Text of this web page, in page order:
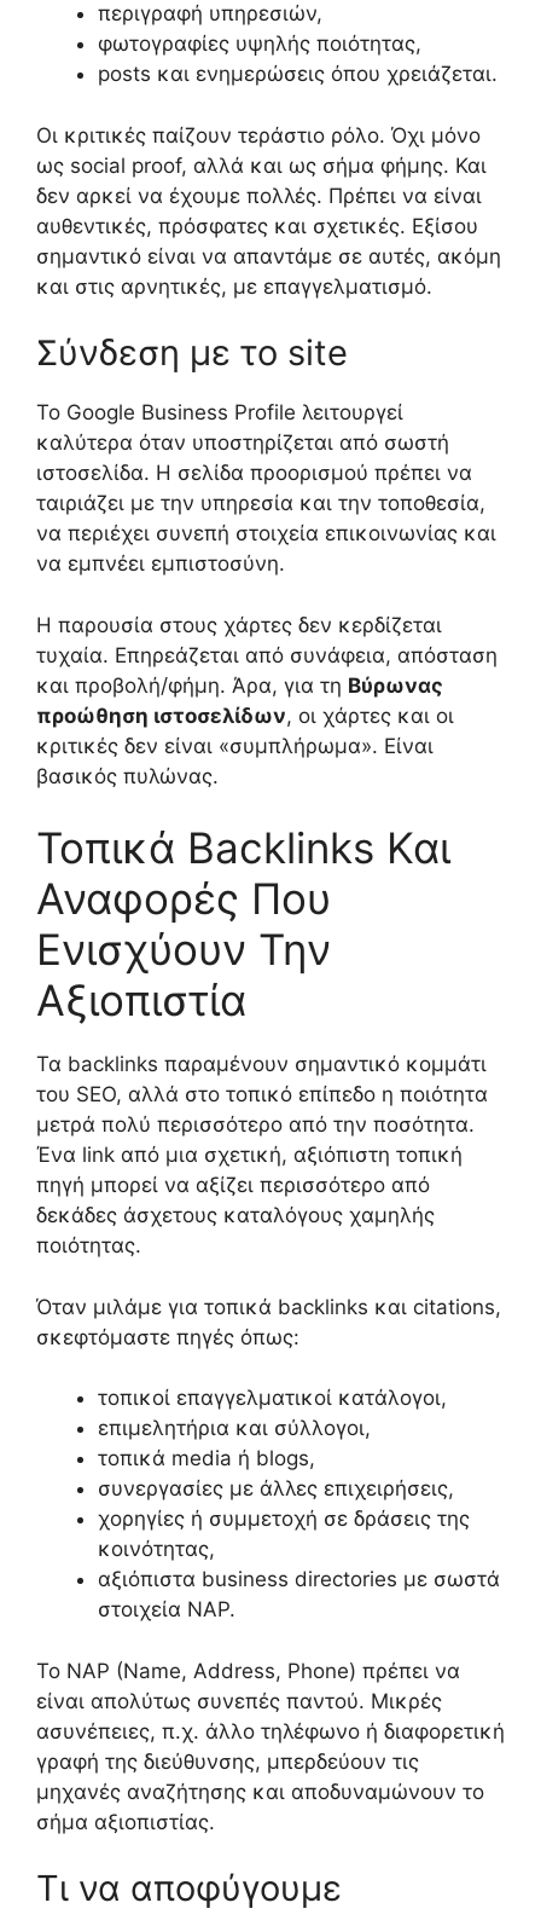
περιγραφή υπηρεσιών,
φωτογραφίες υψηλής ποιότητας,
posts και ενημερώσεις όπου χρειάζεται.
Οι κριτικές παίζουν τεράστιο ρόλο. Όχι μόνο
ως social proof, αλλά και ως σήμα φήμης. Και
δεν αρκεί να έχουμε πολλές. Πρέπει να είναι
αυθεντικές, πρόσφατες και σχετικές. Εξίσου
σημαντικό είναι να απαντάμε σε αυτές, ακόμη
και στις αρνητικές, με επαγγελματισμό.
Σύνδεση με το site
Το Google Business Profile λειτουργεί
καλύτερα όταν υποστηρίζεται από σωστή
ιστοσελίδα. Η σελίδα προορισμού πρέπει να
ταιριάζει με την υπηρεσία και την τοποθεσία,
να περιέχει συνεπή στοιχεία επικοινωνίας και
να εμπνέει εμπιστοσύνη.
Η παρουσία στους χάρτες δεν κερδίζεται
τυχαία. Επηρεάζεται από συνάφεια, απόσταση
και προβολή/φήμη. Άρα, για τη Βύρωνας
προώθηση ιστοσελίδων, οι χάρτες και οι
κριτικές δεν είναι «συμπλήρωμα». Είναι
βασικός πυλώνας.
Τοπικά Backlinks Και
Αναφορές Που
Ενισχύουν Την
Αξιοπιστία
Τα backlinks παραμένουν σημαντικό κομμάτι
του SEO, αλλά στο τοπικό επίπεδο η ποιότητα
μετρά πολύ περισσότερο από την ποσότητα.
Ένα link από μια σχετική, αξιόπιστη τοπική
πηγή μπορεί να αξίζει περισσότερο από
δεκάδες άσχετους καταλόγους χαμηλής
ποιότητας.
Όταν μιλάμε για τοπικά backlinks και citations,
σκεφτόμαστε πηγές όπως:
τοπικοί επαγγελματικοί κατάλογοι,
επιμελητήρια και σύλλογοι,
τοπικά media ή blogs,
συνεργασίες με άλλες επιχειρήσεις,
χορηγίες ή συμμετοχή σε δράσεις της
κοινότητας,
αξιόπιστα business directories με σωστά
στοιχεία NAP.
Το NAP (Name, Address, Phone) πρέπει να
είναι απολύτως συνεπές παντού. Μικρές
ασυνέπειες, π.χ. άλλο τηλέφωνο ή διαφορετική
γραφή της διεύθυνσης, μπερδεύουν τις
μηχανές αναζήτησης και αποδυναμώνουν το
σήμα αξιοπιστίας.
Τι να αποφύγουμε